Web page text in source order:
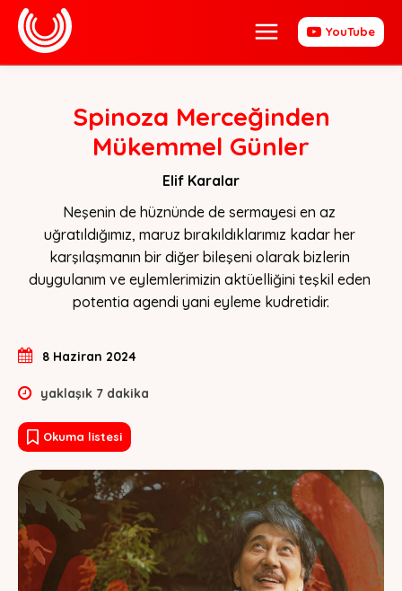
YouTube
Spinoza Merceğinden
Mükemmel Günler
Elif Karalar
Neşenin de hüznünde de sermayesi en az
uğratıldığımız, maruz bırakıldıklarımız kadar her
karşılaşmanın bir diğer bileşeni olarak bizlerin
duygulanım ve eylemlerimizin aktüelliğini teşkil eden
potentia agendi yani eyleme kudretidir.
8 Haziran 2024
yaklaşık 7 dakika
Okuma listesi